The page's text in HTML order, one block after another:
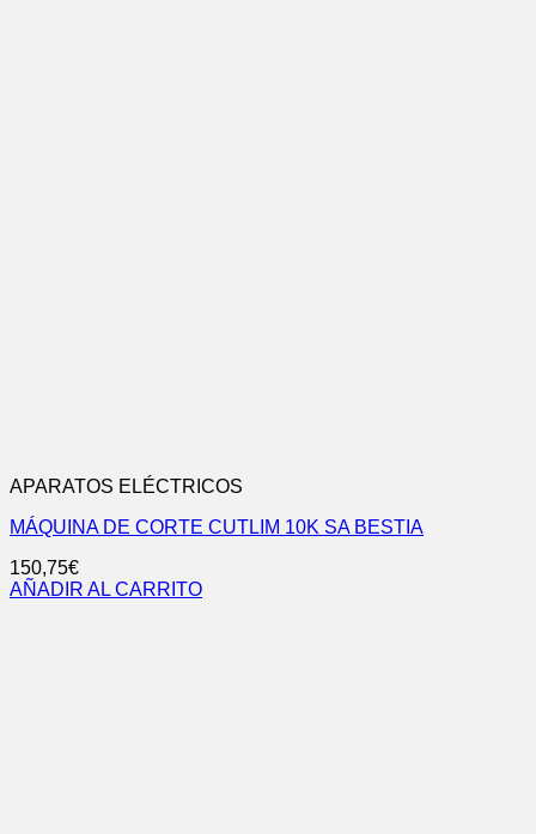
APARATOS ELÉCTRICOS
MÁQUINA DE CORTE CUTLIM 10K SA BESTIA
150,75€
AÑADIR AL CARRITO